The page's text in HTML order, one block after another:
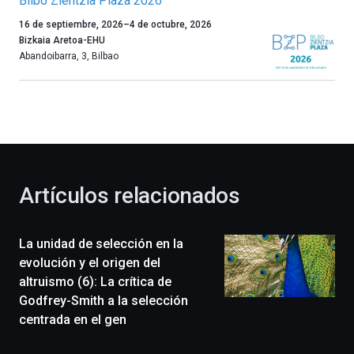
Un
año
más,
celebración
novena
edición
de
Zientzia
Plaza
16 de septiembre, 2026–4 de octubre, 2026
Bizkaia Aretoa-EHU
Abandoibarra, 3, Bilbao
Artículos relacionados
La unidad de selección en la
evolución y el origen del
altruismo (6): La crítica de
Godfrey-Smith a la selección
centrada en el gen